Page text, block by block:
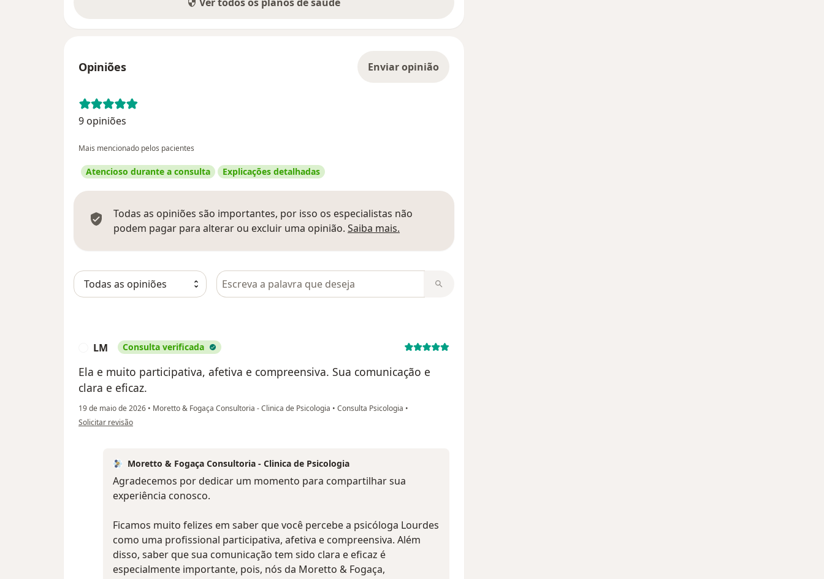
Opiniões Enviar opinião
9 opiniões
Mais mencionado pelos pacientes
Atencioso durante a consulta Explicações detalhadas
Todas as opiniões são importantes, por isso os especialistas não
podem pagar para alterar ou excluir uma opinião. Saiba mais.
Pesquisar em opiniões
LM Consulta verificada
Ela e muito participativa, afetiva e compreensiva. Sua comunicação e
clara e eficaz.
19 de maio de 2026 • Moretto & Fogaça Consultoria - Clinica de Psicologia • Consulta Psicologia •
na opinião do utilizador LM
Solicitar revisão
Moretto & Fogaça Consultoria - Clinica de Psicologia
Agradecemos por dedicar um momento para compartilhar sua
experiência conosco.
Ficamos muito felizes em saber que você percebe a psicóloga Lourdes
como uma profissional participativa, afetiva e compreensiva. Além
disso, saber que sua comunicação tem sido clara e eficaz é
especialmente importante, pois, nós da Moretto & Fogaça,